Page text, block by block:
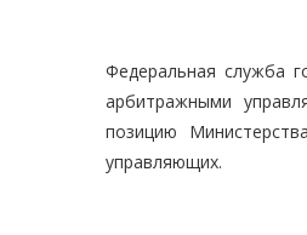
Федеральная служба
арбитражными
позицию
управляющих.